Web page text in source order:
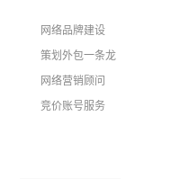
网络品牌建设
策划外包一条龙
网络营销顾问
竞价账号服务